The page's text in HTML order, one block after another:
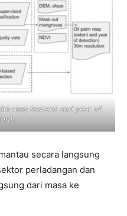
map (extent and year of
secara langsung
perladangan dan
dari masa ke